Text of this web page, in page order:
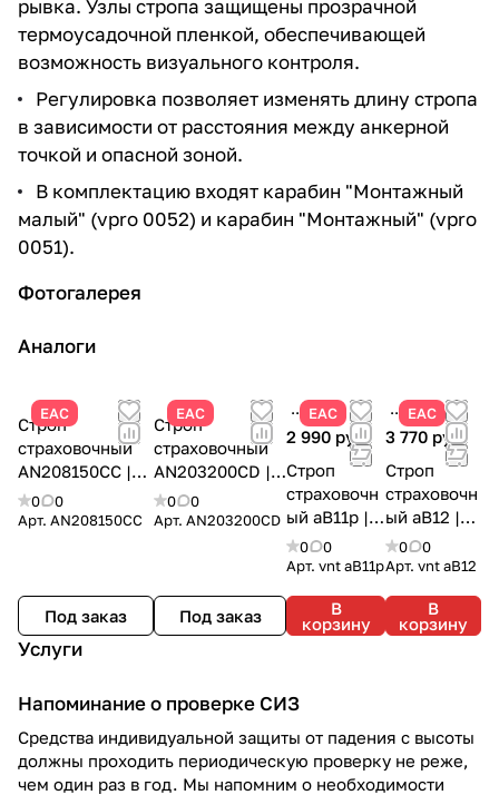
рывка. Узлы стропа защищены прозрачной
термоусадочной пленкой, обеспечивающей
возможность визуального контроля.
Регулировка позволяет изменять длину стропа
в зависимости от расстояния между анкерной
точкой и опасной зоной.
В комплектацию входят карабин "Монтажный
малый" (vpro 0052) и карабин "Монтажный" (vpro
0051).
Фотогалерея
Аналоги
ЕАС
Строп
страховочный
AN208150CC |
Delta Plus0
0
0
Арт. AN208150CC
Под заказ
ЕАС
Строп
страховочный
AN203200CD |
Delta Plus
0
0
Арт. AN203200CD
Под заказ
ЕАС
2 990 руб.
Строп
страховочн
ый аВ11р |
Vento
0
0
Арт.vnt aB11p
В
корзину
ЕАС
3 770 руб.
Строп
страховочн
ый аВ12 |
Vento
0
0
Арт. vnt aB12
В
корзину
Услуги
Напоминание о проверке СИЗ
Средства индивидуальной защиты от падения с высоты
должны проходить периодическую проверку не реже,
чем один раз в год. Мы напомним о необходимости